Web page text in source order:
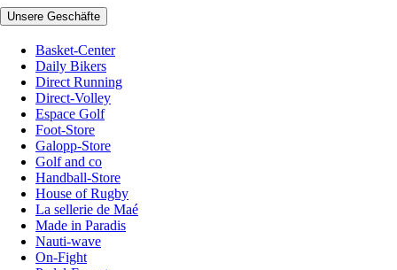
Unsere Geschäfte
Basket-Center
Daily Bikers
Direct Running
Direct-Volley
Espace Golf
Foot-Store
Galopp-Store
Golf and co
Handball-Store
House of Rugby
La sellerie de Maé
Made in Paradis
Nauti-wave
On-Fight